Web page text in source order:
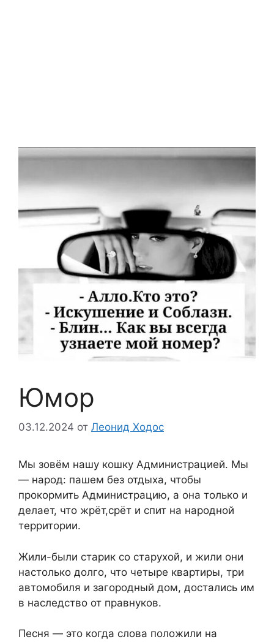
Юмор
03.12.2024 от Леонид Ходос
Мы зовём нашу кошку Администрацией. Мы
— народ: пашем без отдыха, чтобы
прокормить Администрацию, а она только и
делает, что жрёт,срёт и спит на народной
территории.
Жили-были старик со старухой, и жили они
настолько долго, что четыре квартиры, три
автомобиля и загородный дом, достались им
в наследство от правнуков.
Песня — это когда слова положили на